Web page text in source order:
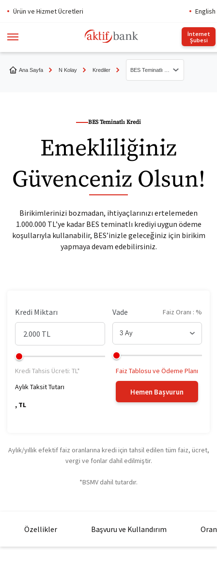
Ürün ve Hizmet Ücretleri English
İnternet
Şubesi
Ana Sayfa N Kolay Krediler
Artan Taksitli İhtiyaç Kredisi
N Kolay Taksit Kredisi
Kolay Nakit Kredisi
Kredili Destek Hesabı
BES Teminatlı Kredi
Emekliliğiniz
Güvenceniz Olsun!
Birikimlerinizi bozmadan, ihtiyaçlarınızı ertelemeden
1.000.000 TL’ye kadar BES teminatlı krediyi uygun ödeme
koşullarıyla kullanabilir, BES’inizle geleceğiniz için birikim
yapmaya devam edebilirsiniz.
Kredi Miktarı Vade Faiz Oranı : %
3 Ay
3 Ay
4 Ay
5 Ay
7 Ay
Kredi Tahsis Ücreti: TL*
Faiz Tablosu ve Ödeme Planı
Aylık Taksit Tutarı
, TL
Hemen Başvurun
Aylık/yıllık efektif faiz oranlarına kredi için tahsil edilen tüm faiz, ücret,
vergi ve fonlar dahil edilmiştir.
*BSMV dahil tutardır.
Özellikler Başvuru ve Kullandırım